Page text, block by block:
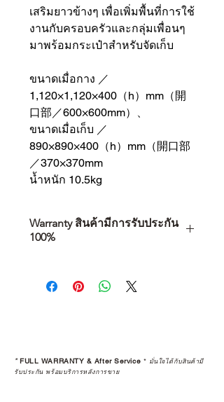
เสริมยาวข้างๆ เพื่อเพิ่มพื้นที่การใช้
งานกับครอบครัวและกลุ่มเพื่อนๆ
มาพร้อมกระเป๋าสำหรับจัดเก็บ
ขนาดเมื่อกาง ／
1,120×1,120×400（h）mm（開
口部／600×600mm）、
ขนาดเมื่อเก็บ ／
890×890×400（h）mm（開口部
／370×370mm
น้ำหนัก 10.5kg
Warranty สินค้ามีการรับประกัน
100%
คุณตัดสินใจซื้อ แต่รวมไปถึง
“ประสบการณ์หลังการใช้งาน” ใน
STUDIO และร้านตัวแทนจำหน่ายที่
ได้รับการแต่งตั้งอย่างเป็นทางการ จะ
*FULL WARRANTY & After Service * มั่นใจได้กับสินค้ามี
รับประกัน พร้อมบริการหลังการขาย